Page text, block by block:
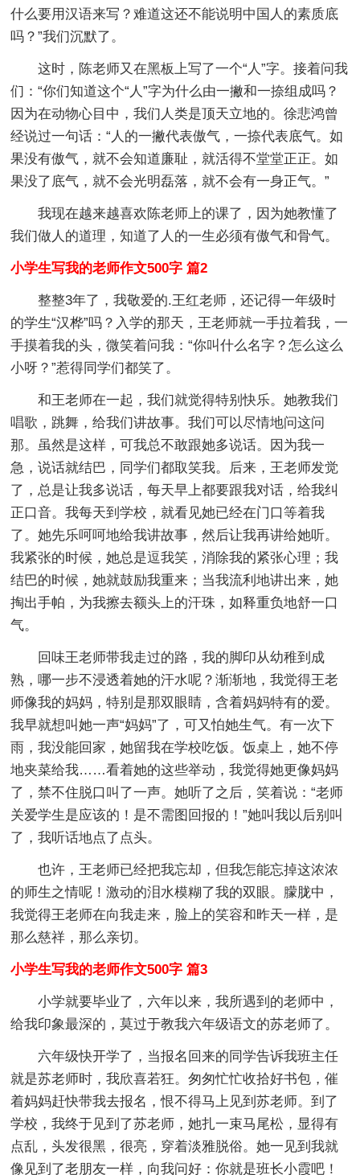
什么要用汉语来写？难道这还不能说明中国人的素质底
吗？”我们沉默了。
这时，陈老师又在黑板上写了一个“人”字。接着问我
们：“你们知道这个“人”字为什么由一撇和一捺组成吗？
因为在动物心目中，我们人类是顶天立地的。徐悲鸿曾
经说过一句话：“人的一撇代表傲气，一捺代表底气。如
果没有傲气，就不会知道廉耻，就活得不堂堂正正。如
果没了底气，就不会光明磊落，就不会有一身正气。”
我现在越来越喜欢陈老师上的课了，因为她教懂了
我们做人的道理，知道了人的一生必须有傲气和骨气。
小学生写我的老师作文500字 篇2
整整3年了，我敬爱的.王红老师，还记得一年级时
的学生“汉桦”吗？入学的那天，王老师就一手拉着我，一
手摸着我的头，微笑着问我：“你叫什么名字？怎么这么
小呀？”惹得同学们都笑了。
和王老师在一起，我们就觉得特别快乐。她教我们
唱歌，跳舞，给我们讲故事。我们可以尽情地问这问
那。虽然是这样，可我总不敢跟她多说话。因为我一
急，说话就结巴，同学们都取笑我。后来，王老师发觉
了，总是让我多说话，每天早上都要跟我对话，给我纠
正口音。我每天到学校，就看见她已经在门口等着我
了。她先乐呵呵地给我讲故事，然后让我再讲给她听。
我紧张的时候，她总是逗我笑，消除我的紧张心理；我
结巴的时候，她就鼓励我重来；当我流利地讲出来，她
掏出手帕，为我擦去额头上的汗珠，如释重负地舒一口
气。
回味王老师带我走过的路，我的脚印从幼稚到成
熟，哪一步不浸透着她的汗水呢？渐渐地，我觉得王老
师像我的妈妈，特别是那双眼睛，含着妈妈特有的爱。
我早就想叫她一声“妈妈”了，可又怕她生气。有一次下
雨，我没能回家，她留我在学校吃饭。饭桌上，她不停
地夹菜给我……看着她的这些举动，我觉得她更像妈妈
了，禁不住脱口叫了一声。她听了之后，笑着说：“老师
关爱学生是应该的！是不需图回报的！”她叫我以后别叫
了，我听话地点了点头。
也许，王老师已经把我忘却，但我怎能忘掉这浓浓
的师生之情呢！激动的泪水模糊了我的双眼。朦胧中，
我觉得王老师在向我走来，脸上的笑容和昨天一样，是
那么慈祥，那么亲切。
小学生写我的老师作文500字 篇3
小学就要毕业了，六年以来，我所遇到的老师中，
给我印象最深的，莫过于教我六年级语文的苏老师了。
六年级快开学了，当报名回来的同学告诉我班主任
就是苏老师时，我欣喜若狂。匆匆忙忙收拾好书包，催
着妈妈赶快带我去报名，恨不得马上见到苏老师。到了
学校，我终于见到了苏老师，她扎一束马尾松，显得有
点乱，头发很黑，很亮，穿着淡雅脱俗。她一见到我就
像见到了老朋友一样，向我问好：你就是班长小霞吧！